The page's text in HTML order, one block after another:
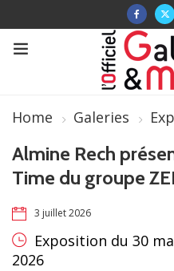
Home Galeries
Almine Rech
Time du groupe
3 juillet 2026
Exposition du 30
2026